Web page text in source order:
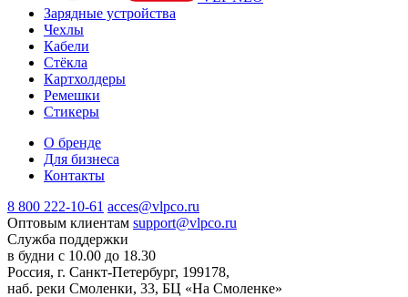
Зарядные устройства
Чехлы
Кабели
Cтёкла
Картхолдеры
Ремешки
Стикеры
О бренде
Для бизнеса
Контакты
8 800 222-10-61 acces@vlpco.ru
Оптовым клиентам support@vlpco.ru
Служба поддержки
в будни с 10.00 до 18.30
Россия, г. Санкт-Петербург, 199178,
наб. реки Смоленки, 33, БЦ «На Смоленке»